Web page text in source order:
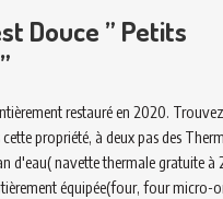
Douce ” Petits
restauré en 2020.
propriété, à deux pas des
d'eau( navette thermale gratuite à
équipée(four, four micro-